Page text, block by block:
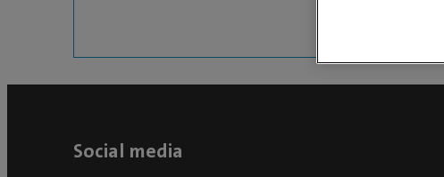
Social media